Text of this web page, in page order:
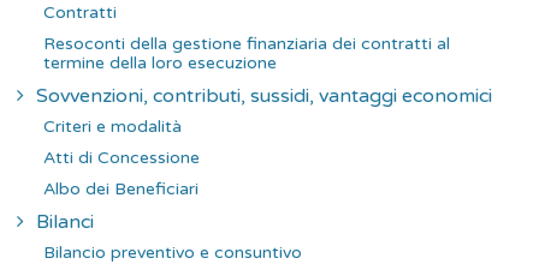
Contratti
Resoconti della gestione finanziaria dei contratti al
termine della loro esecuzione
Sovvenzioni, contributi, sussidi, vantaggi economici
Criteri e modalità
Atti di Concessione
Albo dei Beneficiari
Bilanci
Bilancio preventivo e consuntivo